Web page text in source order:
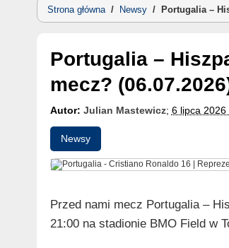
Strona główna/ Newsy / Portugalia –
Portugalia – Hiszpania sędzia spotkania. Kto sędziuje ten
mecz?
Autor: Julian Mastewicz; 6 lipca 2026
Newsy
Przed nami mecz Portugalia –
21:00 na stadionie BMO Field w